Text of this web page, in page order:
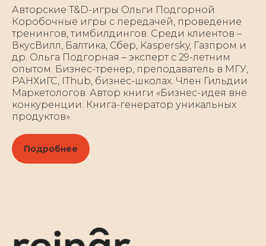
Авторские T&D-игры Ольги Подгорной.
Коробочные игры с передачей, проведение
тренингов, тимбилдингов. Среди клиентов –
ВкусВилл, Балтика, Сбер, Kaspersky, Газпром и
др. Ольга Подгорная – эксперт c 29-летним
опытом. Бизнес-тренер, преподаватель в МГУ,
РАНХиГС, IThub, бизнес-школах. Член Гильдии
Маркетологов. Автор книги «Бизнес-идея вне
конкуренции. Книга-генератор уникальных
продуктов».
Подробнее